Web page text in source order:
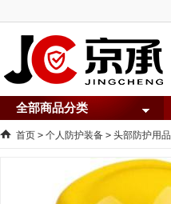
全部商品分类
首页 > 个人防护装备 > 头部防护用品